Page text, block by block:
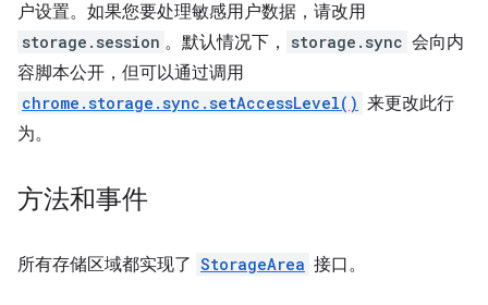
户设置。如果您要处理敏感用户数据，请改用
storage.session 。默认情况下， storage.sync 会向内
容脚本公开，但可以通过调用
chrome.storage.sync.setAccessLevel() 来更改此行
为。
方法和事件
所有存储区域都实现了 StorageArea 接口。